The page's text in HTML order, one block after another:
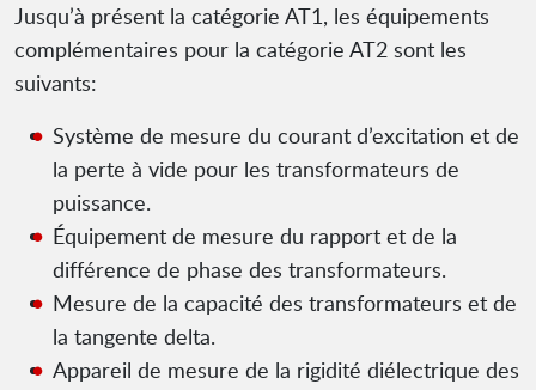
Jusqu’à présent la catégorie AT1, les équipements
complémentaires pour la catégorie AT2 sont les
suivants:
Système de mesure du courant d’excitation et de
la perte à vide pour les transformateurs de
puissance.
Équipement de mesure du rapport et de la
différence de phase des transformateurs.
Mesure de la capacité des transformateurs et de
la tangente delta.
Appareil de mesure de la rigidité diélectrique des